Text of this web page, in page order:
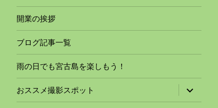
開業の挨拶
ブログ記事一覧
雨の日でも宮古島を楽しもう！
おススメ撮影スポット
ブ
メ